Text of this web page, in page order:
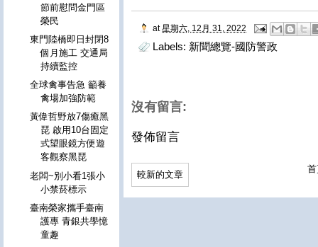
at 星期六, 12月 31, 2022
Labels: 新聞總覽-國防警政
沒有留言:
發佈留言
較新的文章
節前慰問金門區
榮民
東門陸橋即日封閉8
個月施工 交通局
持續監控
全球禽事告急 籲養
禽場加強防範
黃偉哲野放7傷癒黑
琵 啟用10台固定
式望眼鏡方便遊
客觀察黑琵
老闆~別小看1張小
小禁菸標示
臺南榮家攜手臺南
護專 青銀共學憶
童趣